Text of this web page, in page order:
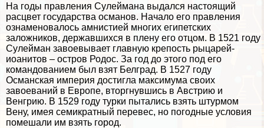
На годы правления Сулеймана выдался настоящий
расцвет государства османов. Начало его правления
ознаменовалось амнистией многих египетских
заложников, державшихся в плену его отцом. В 1521 году
Сулейман завоевывает главную крепость рыцарей-
иоанитов – остров Родос. За год до этого под его
комaндованием был взят Белград. В 1527 году
Османская империя достигла максимума своих
завоеваний в Европе, вторгнувшись в Австрию и
Венгрию. В 1529 году турки пытались взять штурмом
Вену, имея семикратный перевес, но погодные условия
помешали им взять город.